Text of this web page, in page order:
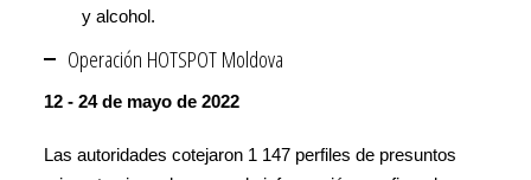
y alcohol.
Operación HOTSPOT Moldova
12 - 24 de mayo de 2022
Las autoridades cotejaron 1 147 perfiles de presuntos